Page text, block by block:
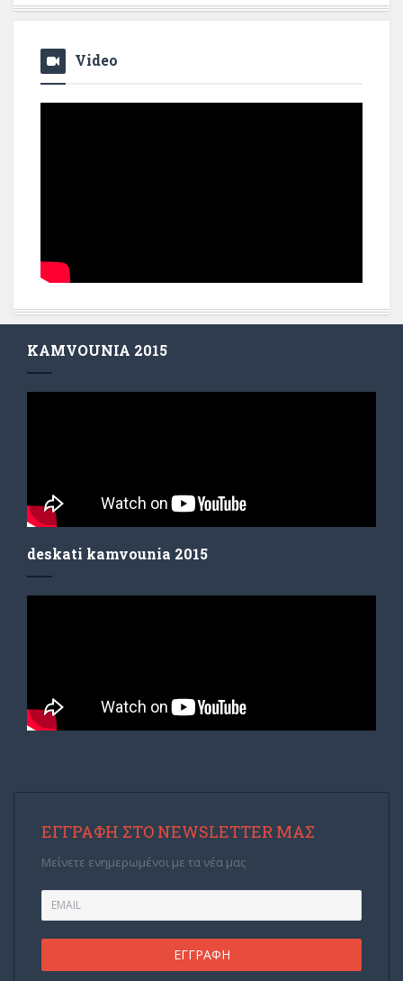
Video
KAMVOUNIA 2015
deskati kamvounia 2015
ΕΓΓΡΑΦΉ ΣΤΟ NEWSLETTER ΜΑΣ
Μείνετε ενημερωμένοι με τα νέα μας